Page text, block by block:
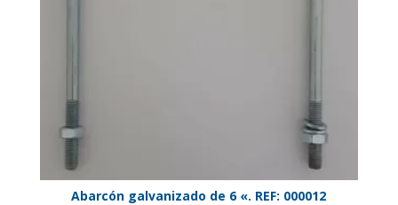
Abarcón galvanizado de 6 «. REF: 000012